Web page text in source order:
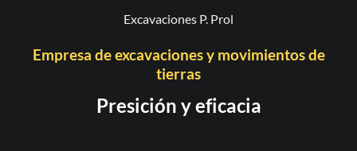
Excavaciones P. Prol
Empresa de excavaciones y movimientos de
tierras
Presición y eficacia